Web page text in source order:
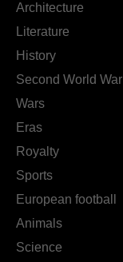
Architecture
Literature
History
Second World War
Wars
Eras
Royalty
Sports
European football
Animals
Science